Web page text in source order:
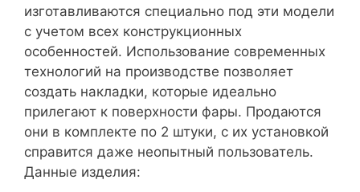
изготавливаются специально под эти модели
с учетом всех конструкционных
особенностей. Использование современных
технологий на производстве позволяет
создать накладки, которые идеально
прилегают к поверхности фары. Продаются
они в комплекте по 2 штуки, с их установкой
справится даже неопытный пользователь.
Данные изделия: